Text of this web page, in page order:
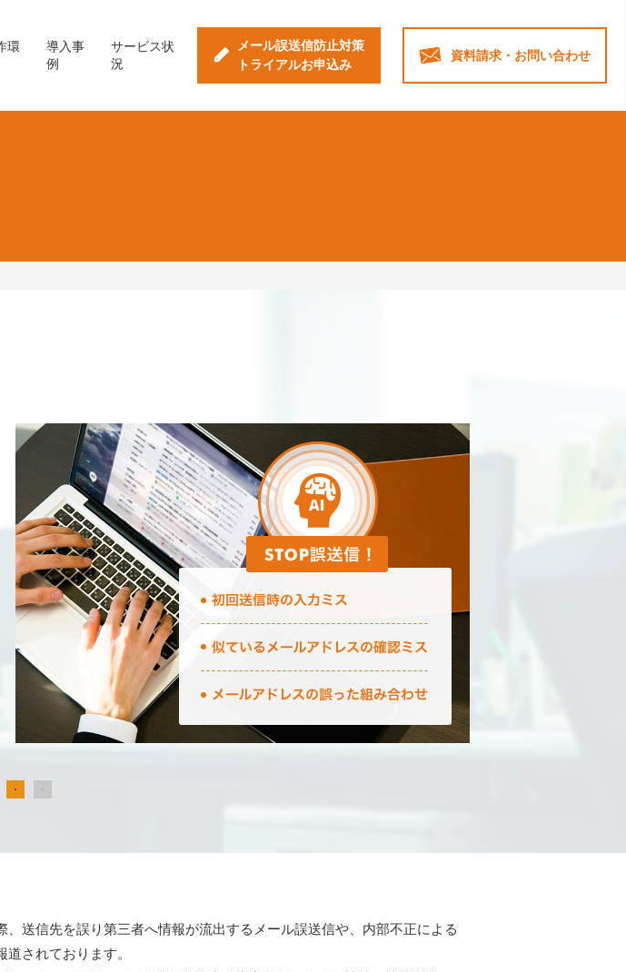
環
導入事
例
サービス状
況
メール誤送信防止対策
トライアルお申込み
資料請求・ お問い合わせ
送信先を誤り第三者へ情報が流出するメール誤送信や、内部不正による
されております。